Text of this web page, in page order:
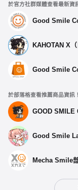
於官方社群媒體查看最新資
Good Smile
KAHOTAN X（
Good Smile
於部落格查看推薦商品資訊！
GOOD SMILE
Good Smile
Mecha Smile